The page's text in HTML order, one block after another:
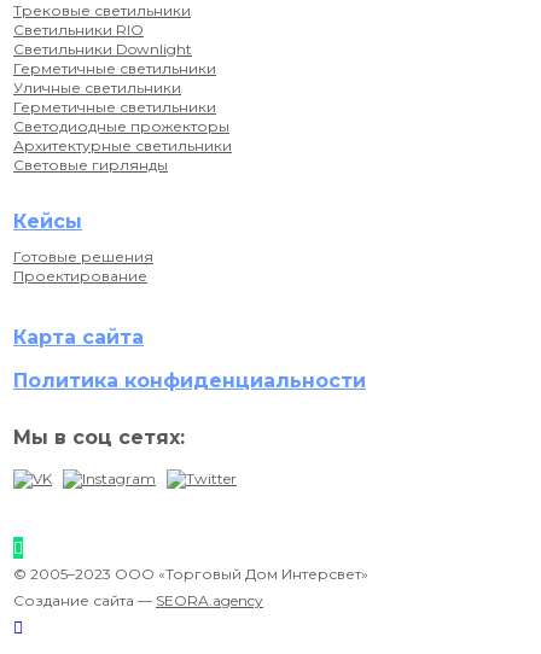
Трековые светильники
Светильники RIO
Светильники Downlight
Герметичные светильники
Уличные светильники
Герметичные светильники
Светодиодные прожекторы
Архитектурные светильники
Световые гирлянды
Кейсы
Готовые решения
Проектирование
Карта сайта
Политика конфиденциальности
Мы в соц сетях:
© 2005–2023 ООО «Торговый Дом Интерсвет»
Создание сайта — SEORA.agency